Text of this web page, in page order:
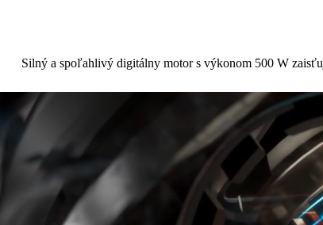
Silný a spoľahlivý digitálny motor s výkonom 500 W